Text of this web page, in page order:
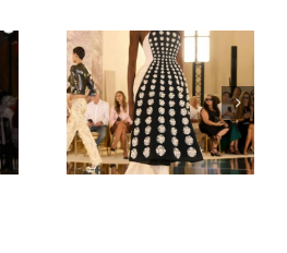
Schiaparelli
Haute
Couture
Herbst/Winter
2026/27